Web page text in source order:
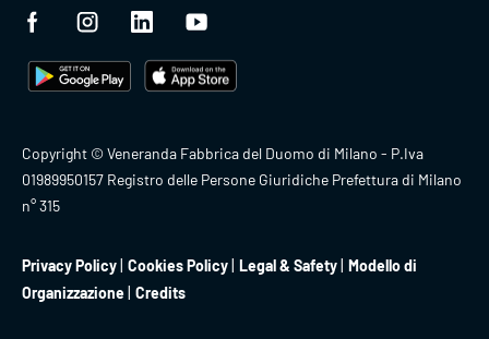
Copyright © Veneranda Fabbrica del Duomo di Milano - P.Iva
01989950157 Registro delle Persone Giuridiche Prefettura di Milano
n° 315
Privacy Policy Cookies Policy Legal & Safety
Modello di
Organizzazione Credits